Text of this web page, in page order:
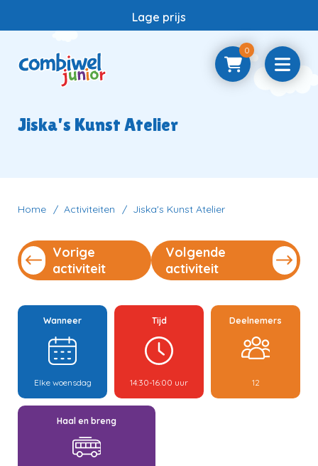
Lage prijs
0
Contact
Jiska's Kunst Atelier
Home Activiteiten Jiska's Kunst Atelier
Vorige
activiteit
Volgende
activiteit
Wanneer
Elke woensdag
Tijd
14:30-16:00 uur
Deelnemers
12
Haal en breng